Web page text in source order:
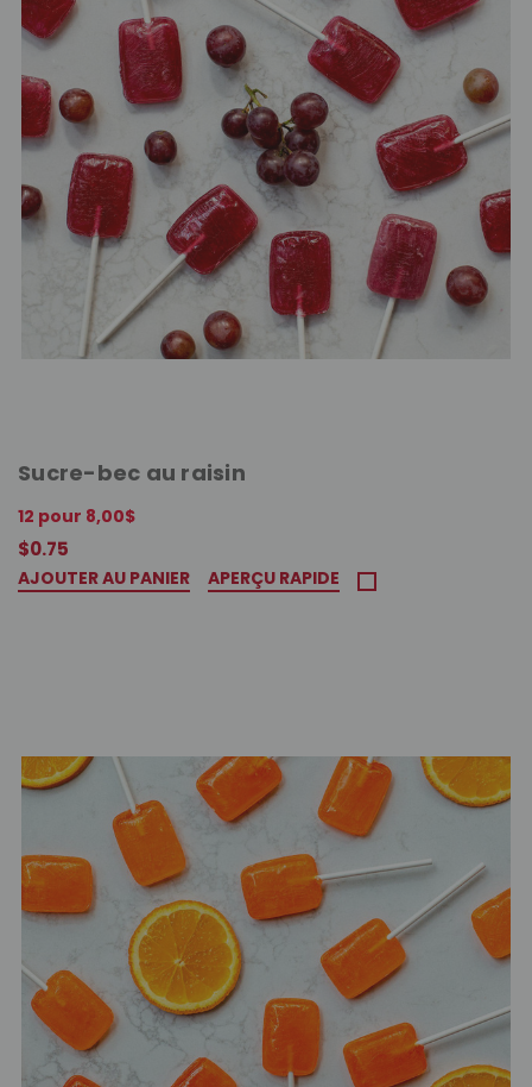
Sucre-bec au raisin
12 pour 8,00$
$0.75
AJOUTER AU PANIER APERÇU RAPIDE